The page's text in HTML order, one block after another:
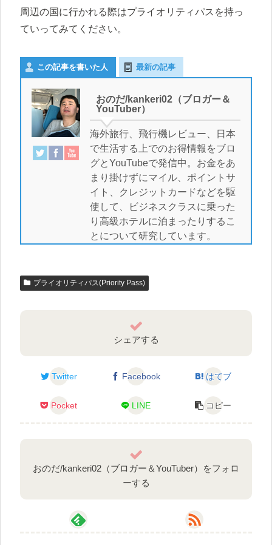
周辺の国に行かれる際はプライオリティパスを持っ
ていってみてください。
この記事を書いた人 最新の記事
おのだ/kankeri02（ブロガー＆
YouTuber）
海外旅行、飛行機レビュー、日本
で生活する上でのお得情報をブロ
グとYouTubeで発信中。お金をあ
まり掛けずにマイル、ポイントサ
イト、クレジットカードなどを駆
使して、ビジネスクラスに乗った
り高級ホテルに泊まったりするこ
とについて研究しています。
プライオリティパス(Priority Pass)
シェアする
Twitter Facebook はてブ
Pocket LINE コピー
おのだ/kankeri02（ブロガー＆YouTuber）をフォロ
ーする